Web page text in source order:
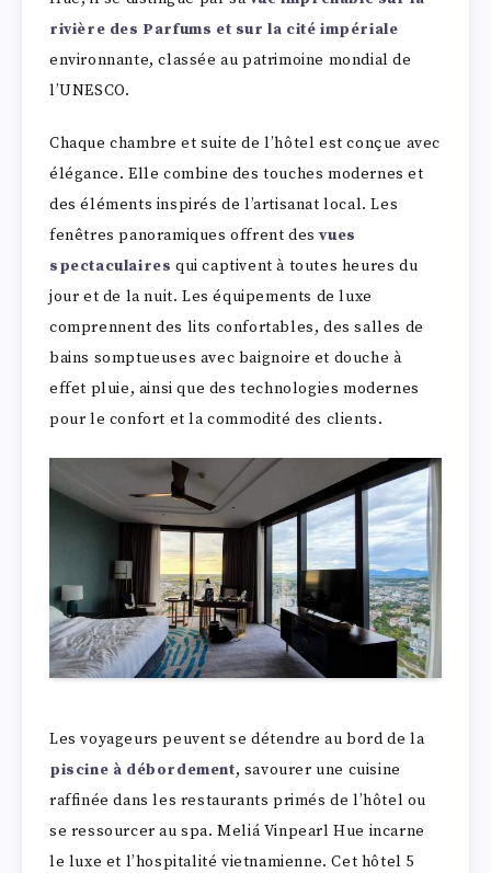
rivière des Parfums et sur la cité impériale
environnante, classée au patrimoine mondial de
l’UNESCO.
Chaque chambre et suite de l’hôtel est conçue avec
élégance. Elle combine des touches modernes et
des éléments inspirés de l’artisanat local. Les
fenêtres panoramiques offrent desvues
spectaculaires qui captivent à toutes heures du
jour et de la nuit. Les équipements de luxe
comprennent des lits confortables, des salles de
bains somptueuses avec baignoire et douche à
effet pluie, ainsi que des technologies modernes
pour le confort et la commodité des clients.
Les voyageurs peuvent se détendre au bord de la
piscine à débordement, savourer une cuisine
raffinée dans les restaurants primés de l’hôtel ou
se ressourcer au spa. Meliá Vinpearl Hue incarne
le luxe et l’hospitalité vietnamienne. Cet hôtel 5